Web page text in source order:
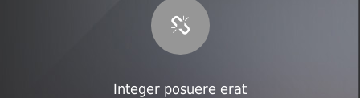
Integer posuere erat